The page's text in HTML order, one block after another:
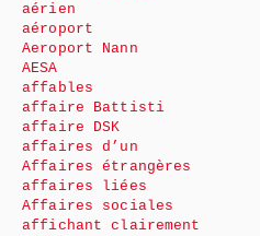
aérien
aéroport
Aeroport Nann
AESA
affables
affaire Battisti
affaire DSK
affaires d’un
Affaires étrangères
affaires liées
Affaires sociales
affichant clairement